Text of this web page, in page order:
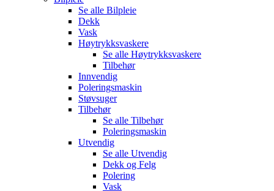
Se alle Bilpleie
Dekk
Vask
Høytrykksvaskere
Se alle Høytrykksvaskere
Tilbehør
Innvendig
Poleringsmaskin
Støvsuger
Tilbehør
Se alle Tilbehør
Poleringsmaskin
Utvendig
Se alle Utvendig
Dekk og Felg
Polering
Vask